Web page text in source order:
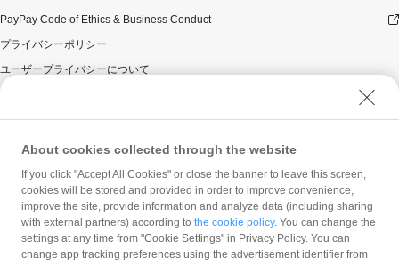
PayPay Code of Ethics & Business Conduct
プライバシーポリシー
ユーザープライバシーについて
ウェブサイト利用規約
反社会的勢力に対する方針
勧誘方針
マネロン等基本方針
カスタマーハラスメントに関する当社の考え方
About cookies collected through the website
If you click "Accept All Cookies" or close the banner to leave this screen,
cookies will be stored and provided in order to improve convenience,
improve the site, provide information and analyze data (including sharing
with external partners) according to the cookie policy. You can change the
settings at any time from "Cookie Settings" in Privacy Policy. You can
change app tracking preferences using the advertisement identifier from